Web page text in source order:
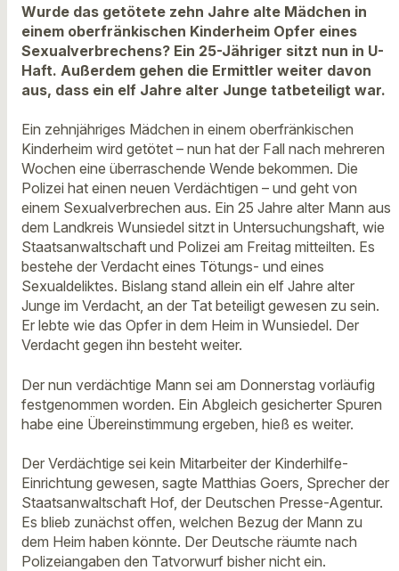
Wurde das getötete zehn Jahre alte Mädchen in
einem oberfränkischen Kinderheim Opfer eines
Sexualverbrechens? Ein 25-Jähriger sitzt nun in U-
Haft. Außerdem gehen die Ermittler weiter davon
aus, dass ein elf Jahre alter Junge tatbeteiligt war.
Ein zehnjähriges Mädchen in einem oberfränkischen
Kinderheim wird getötet – nun hat der Fall nach mehreren
Wochen eine überraschende Wende bekommen. Die
Polizei hat einen neuen Verdächtigen – und geht von
einem Sexualverbrechen aus. Ein 25 Jahre alter Mann aus
dem Landkreis Wunsiedel sitzt in Untersuchungshaft, wie
Staatsanwaltschaft und Polizei am Freitag mitteilten. Es
bestehe der Verdacht eines Tötungs- und eines
Sexualdeliktes. Bislang stand allein ein elf Jahre alter
Junge im Verdacht, an der Tat beteiligt gewesen zu sein.
Er lebte wie das Opfer in dem Heim in Wunsiedel. Der
Verdacht gegen ihn besteht weiter.
Der nun verdächtige Mann sei am Donnerstag vorläufig
festgenommen worden. Ein Abgleich gesicherter Spuren
habe eine Übereinstimmung ergeben, hieß es weiter.
Der Verdächtige sei kein Mitarbeiter der Kinderhilfe-
Einrichtung gewesen, sagte Matthias Goers, Sprecher der
Staatsanwaltschaft Hof, der Deutschen Presse-Agentur.
Es blieb zunächst offen, welchen Bezug der Mann zu
dem Heim haben könnte. Der Deutsche räumte nach
Polizeiangaben den Tatvorwurf bisher nicht ein.